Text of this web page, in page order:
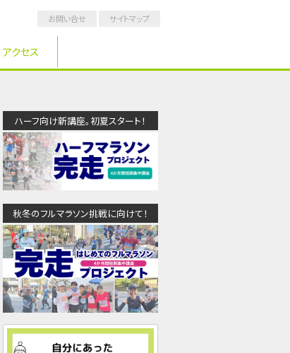
アクセス
お問い合せ サイトマップ
ハーフ向け新講座。初夏スタート！
秋冬のフルマラソン挑戦に向けて！